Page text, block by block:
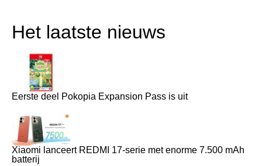
Het laatste nieuws
Eerste deel Pokopia Expansion Pass is uit
Xiaomi lanceert REDMI 17-serie met enorme 7.500 mAh
batterij